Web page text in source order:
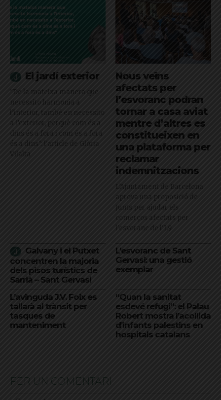
El jardí exterior
"De la mateixa manera que
necessito harmonia a
l’interior, també en necessito
a l’exterior, perquè com és a
dins és a fora i com és a fora
és a dins": l'article de Glòria
Vilalta
Nous veïns
afectats per
l’esvoranc podran
tornar a casa aviat
mentre d’altres es
constitueixen en
una plataforma per
reclamar
indemnitzacions
L’Ajuntament de Barcelona
aprova una proposició de
Junts per ajudar els
comerços afectats per
l'esvoranc de l'L9
Galvany i el Putxet
concentren la majoria
dels pisos turístics de
Sarrià – Sant Gervasi
L’esvoranc de Sant
Gervasi: una gestió
exemplar
L’avinguda J.V. Foix es
tallarà al trànsit per
tasques de
manteniment
“Quan la sanitat
esdevé refugi”: el Palau
Robert mostra l’acollida
d’infants palestins en
hospitals catalans
FER UN COMENTARI